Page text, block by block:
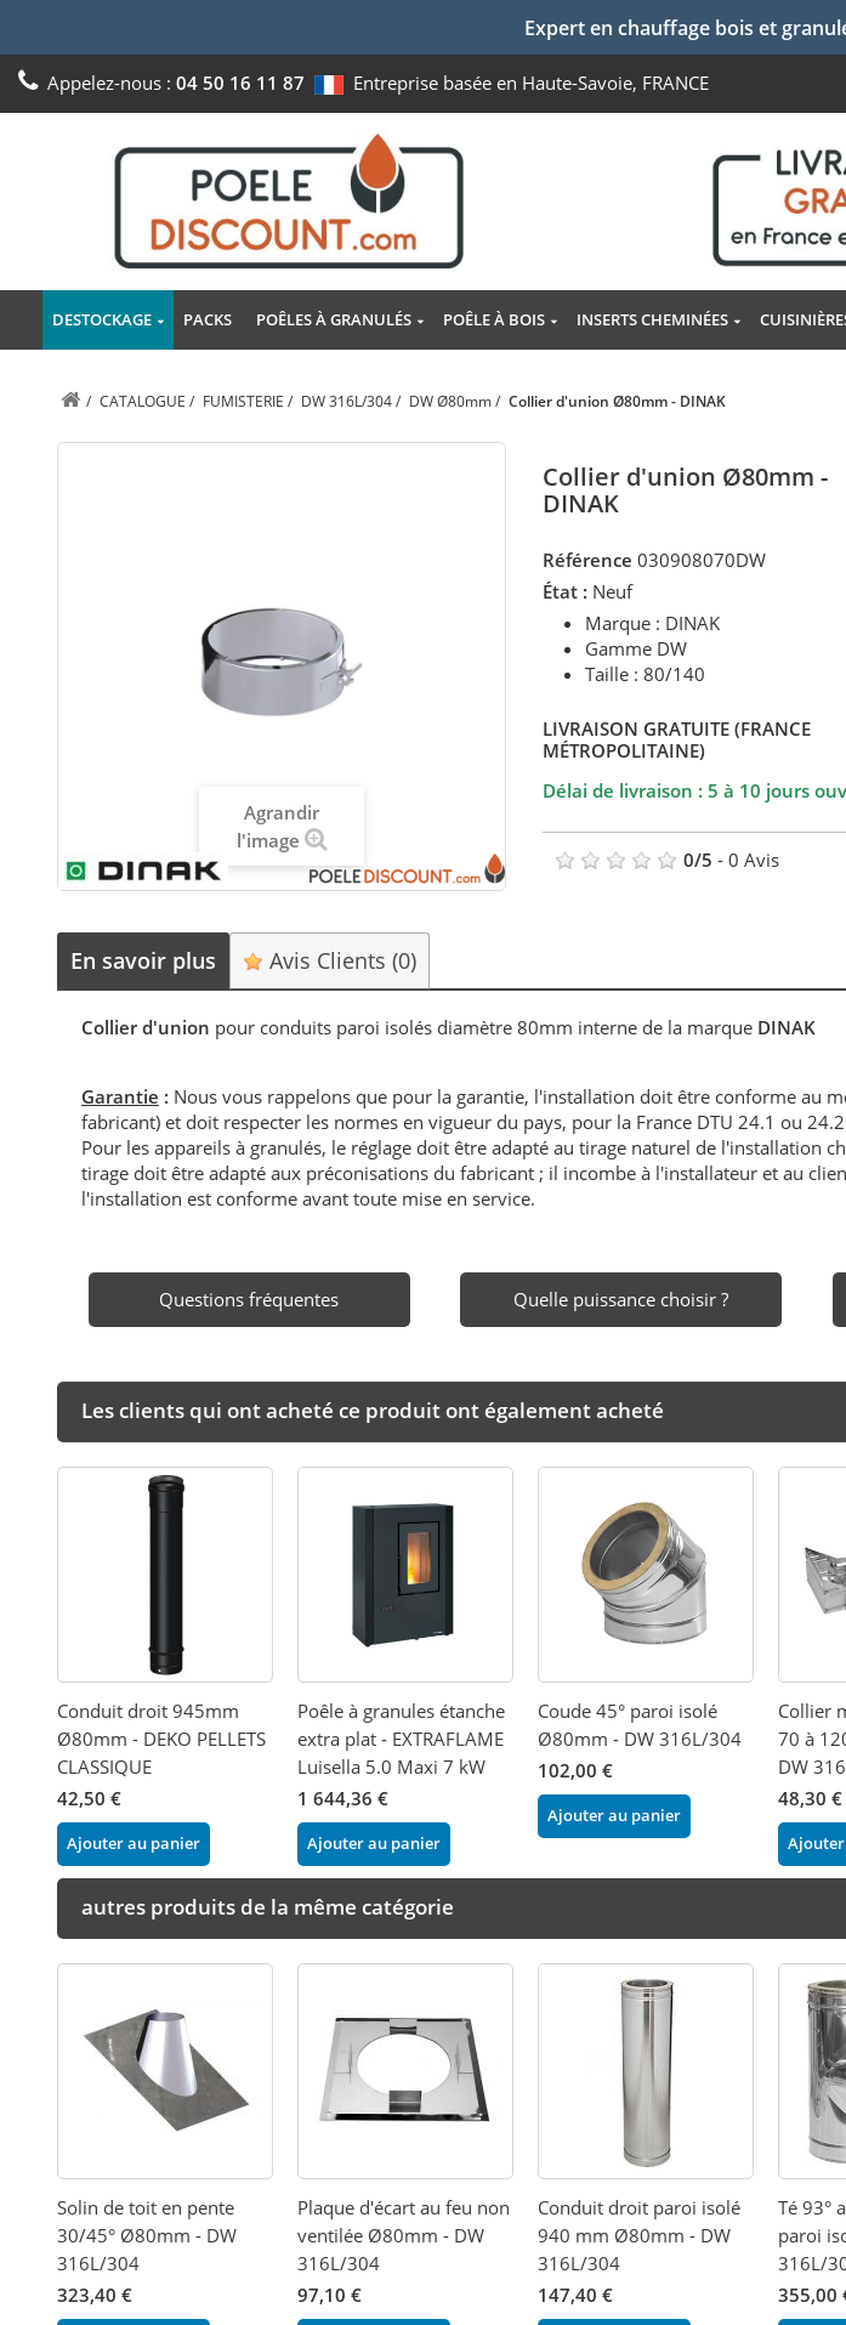
Expert en chauffage bois et
Appelez-nous : 04 50 16 11 87 Entreprise basée en Haute-Savoie, FRANCE
DESTOCKAGE PACKS POÊLES À GRANULÉS POÊLE À BOIS INSERTS CHEMINÉES
/ CATALOGUE / FUMISTERIE / DW 316L/304/ DW Ø80mm/ Collier d'union Ø80mm - DINAK
Agrandir
l'image
Collier d'union Ø80mm -
DINAK
Référence 030908070DW
État : Neuf
Marque : DINAK
Gamme DW
Taille : 80/140
LIVRAISON GRATUITE (FRANCE
MÉTROPOLITAINE)
Délai de livraison : 5 à 10 jours
0/5 - 0 Avis
En savoir plus Avis Clients(0)
Collier d'union pour conduits paroi isolés diamètre 80mm interne de la marque DINAK
Garantie : Nous vous rappelons que pour la garantie, l'installation doit être conforme au
fabricant) et doit respecter les normes en vigueur du pays, pour la France DTU 24.1 ou
Pour les appareils à granulés, le réglage doit être adapté au tirage naturel de l'installation
tirage doit être adapté aux préconisations du fabricant ; il incombe à l'installateur et au
l'installation est conforme avant toute mise en service.
Questions fréquentes Quelle puissance choisir ?
Les clients qui ont acheté ce produit ont également acheté
Conduit droit 945mm
Ø80mm - DEKO PELLETS
CLASSIQUE
42,50 €
Ajouter au panier
Poêle à granules étanche
extra plat - EXTRAFLAME
Luisella 5.0 Maxi 7 kW
1 644,36 €
Ajouter au panier
Coude 45° paroi isolé
Ø80mm - DW 316L/304
102,00 €
Ajouter au panier
Collier
70 à
DW
48,30 €
autres produits de la même catégorie
Solin de toit en pente
30/45° Ø80mm - DW
316L/304
323,40 €
Plaque d'écart au feu non
ventilée Ø80mm - DW
316L/304
97,10 €
Conduit droit paroi isolé
940 mm Ø80mm - DW
316L/304
147,40 €
Té 93°
paroi
316L/
355,00